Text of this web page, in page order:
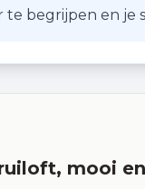
te begrijpen en
mooi